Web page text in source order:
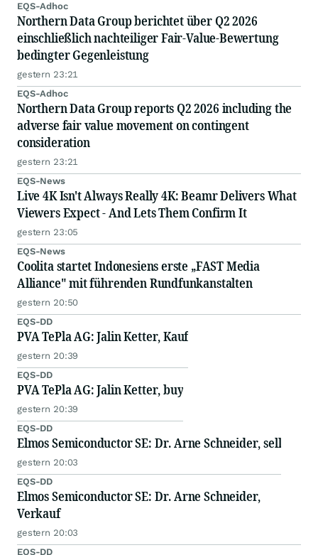
EQS-Adhoc
Northern Data Group berichtet über Q2 2026
einschließlich nachteiliger Fair-Value-Bewertung
bedingter Gegenleistung
gestern 23:21
EQS-Adhoc
Northern Data Group reports Q2 2026 including the
adverse fair value movement on contingent
consideration
gestern 23:21
EQS-News
Live 4K Isn't Always Really 4K: Beamr Delivers What
Viewers Expect - And Lets Them Confirm It
gestern 23:05
EQS-News
Coolita startet Indonesiens erste „FAST Media
Alliance" mit führenden Rundfunkanstalten
gestern 20:50
EQS-DD
PVA TePla AG: Jalin Ketter, Kauf
gestern 20:39
EQS-DD
PVA TePla AG: Jalin Ketter, buy
gestern 20:39
EQS-DD
Elmos Semiconductor SE: Dr. Arne Schneider, sell
gestern 20:03
EQS-DD
Elmos Semiconductor SE: Dr. Arne Schneider,
Verkauf
gestern 20:03
EQS-DD